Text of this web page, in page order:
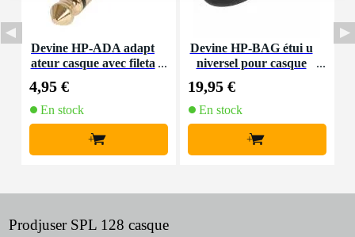
Devine HP-ADA adapt
ateur casque avec fileta
4,95 €
En stock
+
Devine HP-BAG étui u
niversel pour casque
19,95 €
En stock
+
Prodjuser SPL 128 casque